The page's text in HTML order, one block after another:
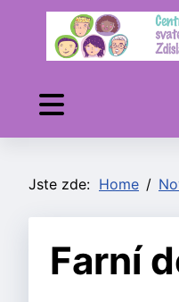
Jste zde: Home
Farní